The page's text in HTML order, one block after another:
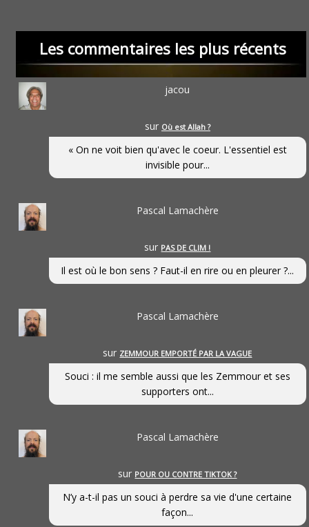
Les commentaires les plus récents
jacou
sur Où est Allah ?
« On ne voit bien qu'avec le coeur. L'essentiel est
invisible pour...
Pascal Lamachère
sur PAS DE CLIM !
Il est où le bon sens ? Faut-il en rire ou en pleurer ?...
Pascal Lamachère
sur ZEMMOUR EMPORTÉ PAR LA VAGUE
Souci : il me semble aussi que les Zemmour et ses
supporters ont...
Pascal Lamachère
sur POUR OU CONTRE TIKTOK ?
N’y a-t-il pas un souci à perdre sa vie d'une certaine
façon...